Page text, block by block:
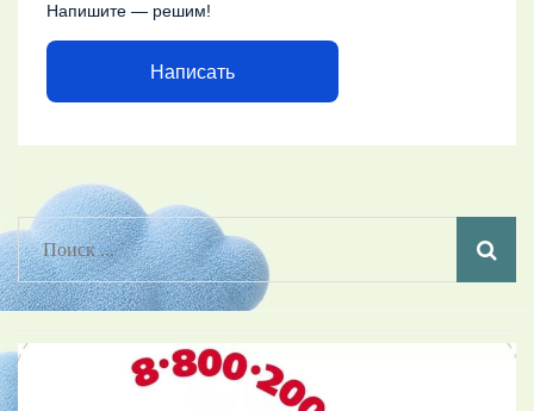
Напишите — решим!
Написать